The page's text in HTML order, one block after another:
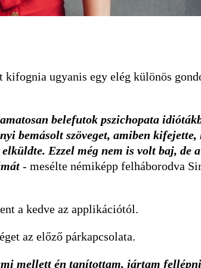
kifognia ugyanis egy elég különös
belefutok pszichopata
bemásolt szöveget, amiben kifejette,
Ezzel még nem is volt baj, de
- mesélte némiképp felháborodva
a kedve az applikációtól.
az előző párkapcsolata.
mellett én tanítottam, jártam